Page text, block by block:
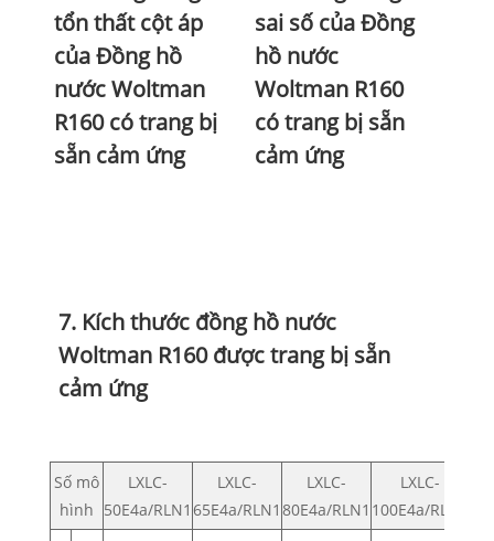
tổn thất cột áp
của Đồng hồ
nước Woltman
R160 có trang bị
sẵn cảm ứng
sai số của Đồng
hồ nước
Woltman R160
có trang bị sẵn
cảm ứng
7. Kích thước đồng hồ nước
Woltman R160 được trang bị sẵn
cảm ứng
Số mô
hình
LXLC-
50E4a/RLN1
LXLC-
65E4a/RLN1
LXLC-
80E4a/RLN1
LXLC-
100E4a/RLN1